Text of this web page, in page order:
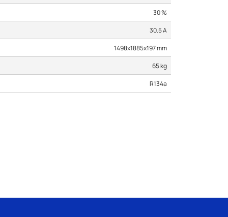
30 %
30.5 A
1498x1885x197 mm
65 kg
R134a